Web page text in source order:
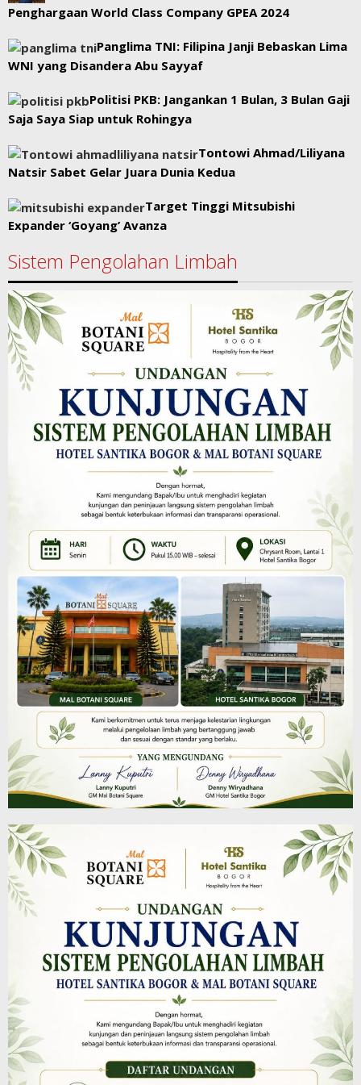
Penghargaan World Class Company GPEA 2024
Panglima TNI: Filipina Janji Bebaskan Lima
WNI yang Disandera Abu Sayyaf
Politisi PKB: Jangankan 1 Bulan, 3 Bulan Gaji
Saja Saya Siap untuk Rohingya
Tontowi Ahmad/Liliyana
Natsir Sabet Gelar Juara Dunia Kedua
Target Tinggi Mitsubishi
Expander ‘Goyang’ Avanza
Sistem Pengolahan Limbah